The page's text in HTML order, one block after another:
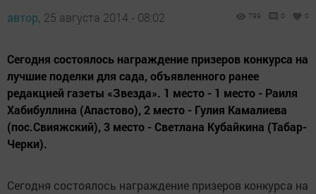
автор, 25 августа 2014 - 08:02 799 0 0
Сегодня состоялось награждение призеров конкурса на
лучшие поделки для сада, объявленного ранее
редакцией газеты «Звезда». 1 место - 1 место - Раиля
Хабибуллина (Апастово), 2 место - Гулия Камалиева
(пос.Свияжский), 3 место - Светлана Кубайкина (Табар-
Черки).
Сегодня состоялось награждение призеров конкурса на